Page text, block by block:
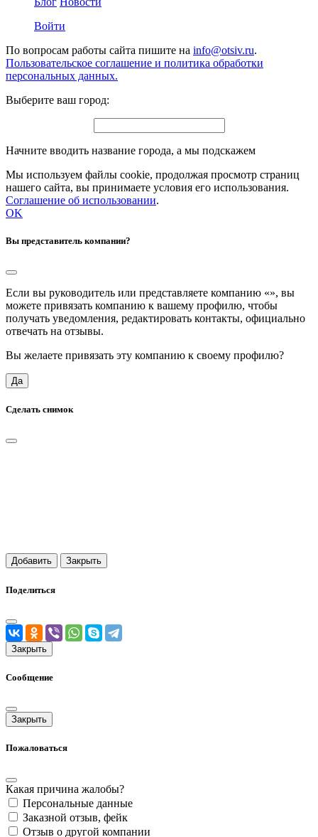
Войти
По вопросам работы сайта пишите на info@otsiv.ru.
Пользовательское соглашение и политика обработки
персональных данных.
Выберите ваш город:
Начните вводить название города, а мы подскажем
Мы используем файлы cookie, продолжая просмотр страниц
нашего сайта, вы принимаете условия его использования.
Соглашение об использовании.
OK
Вы представитель компании?
Если вы руководитель или представляете компанию «», вы
можете привязать компанию к вашему профилю, чтобы
получать уведомления, редактировать контакты, официально
отвечать на отзывы.
Вы желаете привязать эту компанию к своему профилю?
Да
Сделать снимок
Добавить Закрыть
Поделиться
Закрыть
Сообщение
Закрыть
Пожаловаться
Какая причина жалобы?
Персональные данные
Заказной отзыв, фейк
Отзыв о другой компании